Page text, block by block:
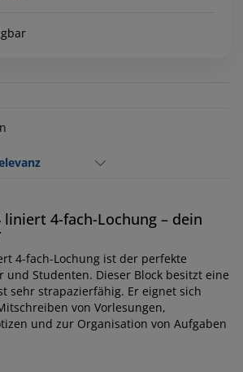
liniert 4-fach-Lochung – dein
4-fach-Lochung ist der perfekte
und Studenten. Dieser Block besitzt eine
sehr strapazierfähig. Er eignet sich
von Vorlesungen,
und zur Organisation von Aufgaben